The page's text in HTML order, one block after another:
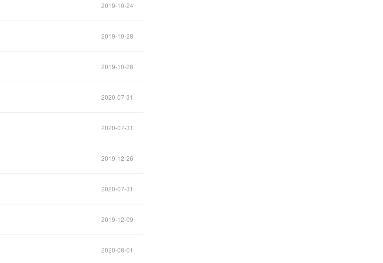
2019-10-24
2019-10-28
2019-10-28
2020-07-31
2020-07-31
2019-12-26
2020-07-31
2019-12-09
2020-08-01